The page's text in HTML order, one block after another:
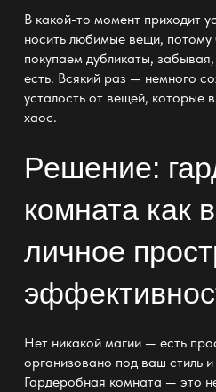
В какой-то момент приходит
носить любимые вещи, потому
покупаем дубликаты,
есть. Всякий раз — немного
усталость от вещей, которые
хаос.
Решение:
комната как
личное
Нет никакой магии — есть
организовано под ваш стильи
Гардеробная комната — это